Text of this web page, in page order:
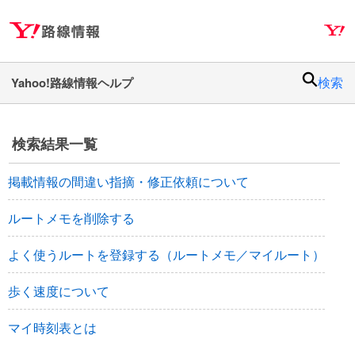
ナ
ビ
ー
ン
へ
キ
プ
メ
イ
コ
ン
ツ
ス
ッ
プ
検索
検索結果一覧
掲載情報の間違い指摘・修正依頼について
ルートメモを削除する
よく使うルートを登録する（ルートメモ／マイルート）
歩く速度について
マイ時刻表とは